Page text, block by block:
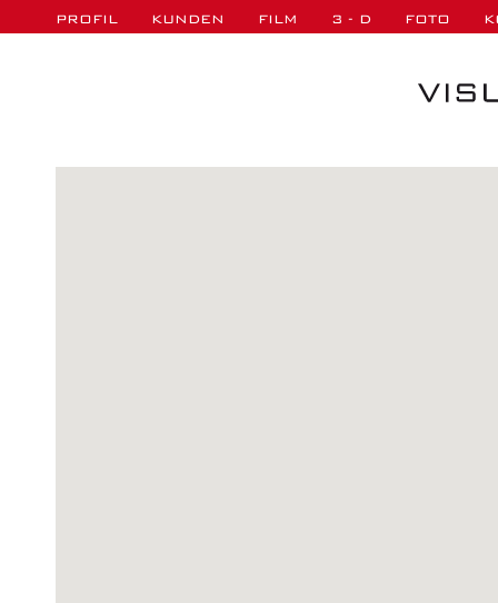
PROFIL KUNDEN FILM 3 - D FOTO